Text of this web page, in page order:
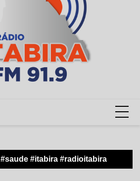
#saude #itabira #radioitabira